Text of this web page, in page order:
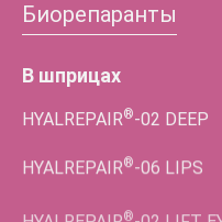
Биорепаранты
В шприцах
HYALREPAIR®-02 DEEP
HYALREPAIR®-06 LIPS